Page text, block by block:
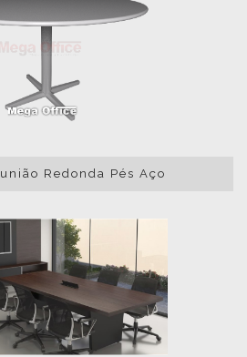
Redonda Pés Aço